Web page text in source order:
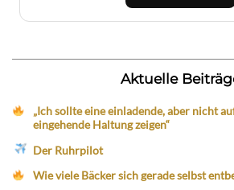
Aktuelle
„Ich sollte eine einladende, aber nicht
eingehende Haltung zeigen“
Der Ruhrpilot
Wie viele Bäcker sich gerade selbst